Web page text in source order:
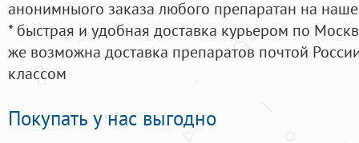
анонимныого заказа любого препаратан на
* быстрая и удобная доставка курьером по
же возможна доставка препаратов почтой
классом
Покупать у нас выгодно